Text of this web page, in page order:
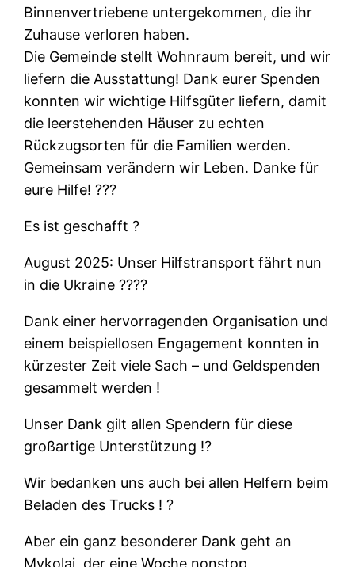
Binnenvertriebene untergekommen, die ihr
Zuhause verloren haben.
​Die Gemeinde stellt Wohnraum bereit, und wir
liefern die Ausstattung! Dank eurer Spenden
konnten wir wichtige Hilfsgüter liefern, damit
die leerstehenden Häuser zu echten
Rückzugsorten für die Familien werden.
​Gemeinsam verändern wir Leben. Danke für
eure Hilfe! ???
Es ist geschafft ?
August 2025: Unser Hilfstransport fährt nun
in die Ukraine ????
Dank einer hervorragenden Organisation und
einem beispiellosen Engagement konnten in
kürzester Zeit viele Sach – und Geldspenden
gesammelt werden !
Unser Dank gilt allen Spendern für diese
großartige Unterstützung !?
Wir bedanken uns auch bei allen Helfern beim
Beladen des Trucks ! ?
Aber ein ganz besonderer Dank geht an